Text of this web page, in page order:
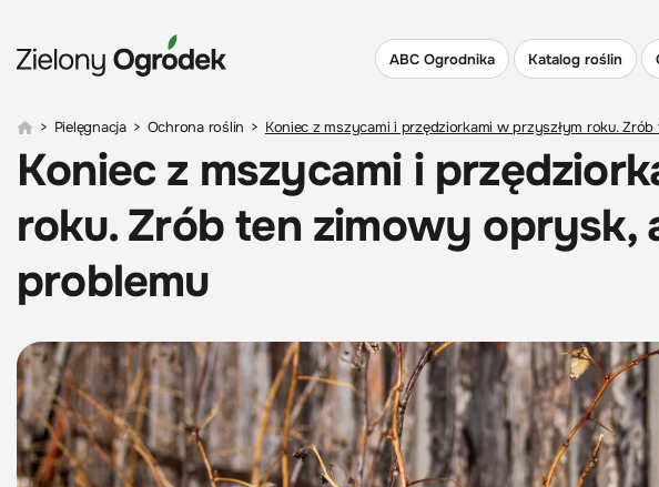
ABC Ogrodnika Katalog roślin
> Pielęgnacja > Ochrona roślin > Koniec z mszycami i przędziorkami w przyszłym roku.
Koniec z mszycami i
roku. Zrób ten zimowy oprysk,
problemu